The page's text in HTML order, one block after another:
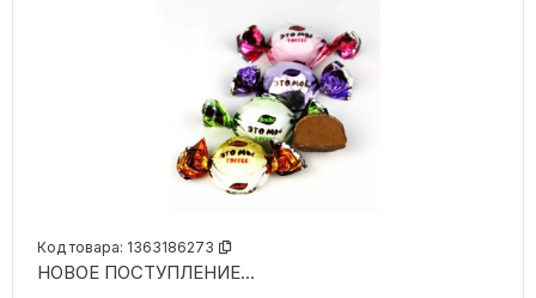
Код товара: 1363186273
НОВОЕ ПОСТУПЛЕНИЕ...